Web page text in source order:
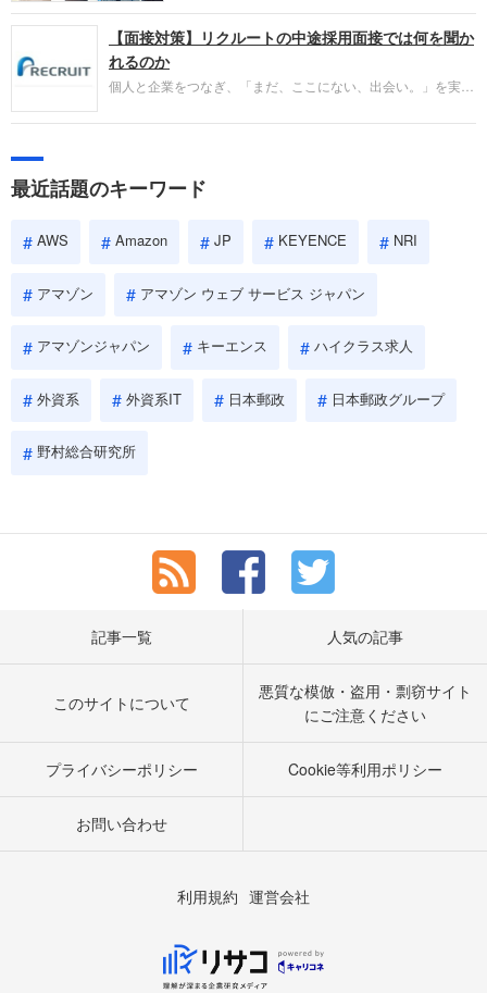
パーソンが利用する企業口コミサイト「キャリコ
ネ」の転職エージェントがお勧めするイチオシ企業
IBMです。採用面接対策の企業研究にご活用くださ
い。
【面接対策】リクルートの中途採用面接では何を聞か
れるのか
個人と企業をつなぎ、「まだ、ここにない、出会い。」を実現
やこれまでの成果を具体的に問われるほか、「人間性」も評価
しょう。
最近話題のキーワード
AWS Amazon JP KEYENCE NRI
アマゾン アマゾン ウェブ サービス ジャパン
アマゾンジャパン キーエンス ハイクラス求人
外資系 外資系IT 日本郵政 日本郵政グループ
野村総合研究所
記事一覧 人気の記事
このサイトについて
悪質な模倣・盗用・剽窃サイト
にご注意ください
プライバシーポリシー Cookie等利用ポリシー
お問い合わせ
利用規約 運営会社